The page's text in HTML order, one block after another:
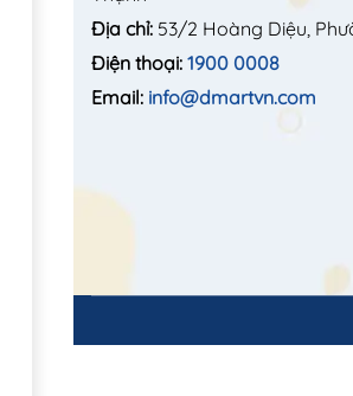
Địa chỉ: 53/2 Hoàng Diệu,
Điện thoại: 1900 0008
Email: info@dmartvn.com